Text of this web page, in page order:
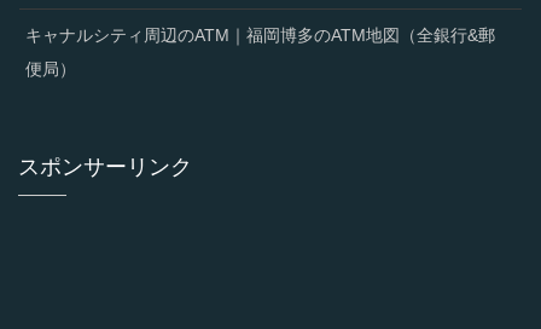
キャナルシティ周辺のATM｜福岡博多のATM地図（全銀行&郵
便局）
スポンサーリンク